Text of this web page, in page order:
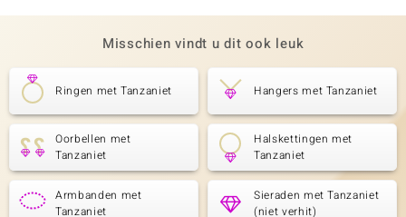
Misschien vindt u dit ook leuk
Ringen met Tanzaniet Hangers met Tanzaniet
Oorbellen met
Tanzaniet
Halskettingen met
Tanzaniet
Armbanden met
Tanzaniet
Sieraden met Tanzaniet
(niet verhit)